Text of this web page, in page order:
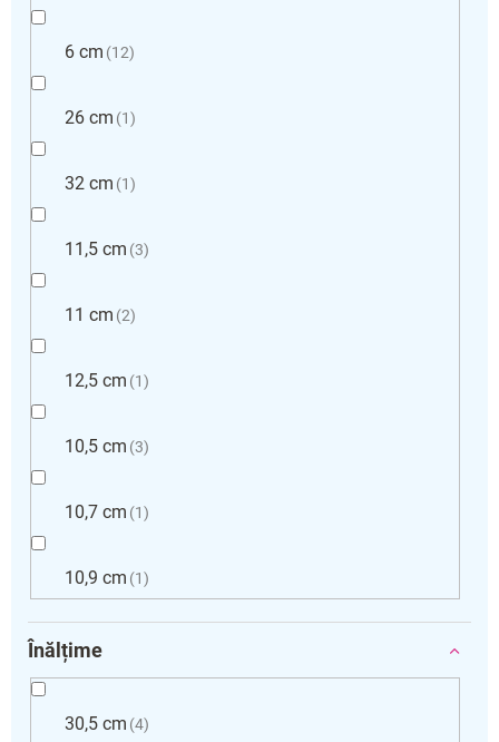
6 cm 12
26 cm 1
32 cm 1
11,5 cm 3
11 cm 2
12,5 cm 1
10,5 cm 3
10,7 cm 1
10,9 cm 1
Înălțime
30,5 cm 4